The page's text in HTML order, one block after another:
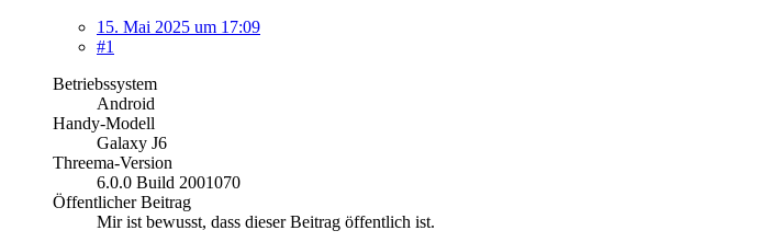
15. Mai 2025 um 17:09
#1
Betriebssystem
Android
Handy-Modell
Galaxy J6
Threema-Version
6.0.0 Build 2001070
Öffentlicher Beitrag
Mir ist bewusst, dass dieser Beitrag öffentlich ist.